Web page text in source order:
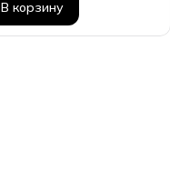
В корзину